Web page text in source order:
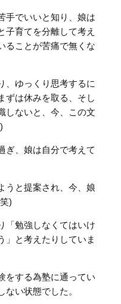
手でいいと知り、娘は
子育てを分離して考え
ることが苦痛で無くな
、ゆっくり思考するに
ずは休みを取る、そし
しないと、今、この文
ぎ、娘は自分で考えて
うと提案され、今、娘
)
「勉強しなくてはいけ
」と考えたりしていま
をする為塾に通ってい
ない状態でした。